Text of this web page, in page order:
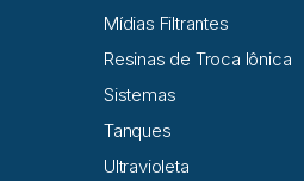
Mídias Filtrantes
Resinas de Troca Iônica
Sistemas
Tanques
Ultravioleta